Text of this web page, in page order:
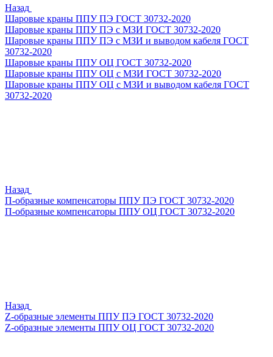
Назад
Шаровые краны ППУ ПЭ ГОСТ 30732-2020
Шаровые краны ППУ ПЭ с МЗИ ГОСТ 30732-2020
Шаровые краны ППУ ПЭ с МЗИ и выводом кабеля ГОСТ
30732-2020
Шаровые краны ППУ ОЦ ГОСТ 30732-2020
Шаровые краны ППУ ОЦ с МЗИ ГОСТ 30732-2020
Шаровые краны ППУ ОЦ с МЗИ и выводом кабеля ГОСТ
30732-2020
Назад
П-образные компенсаторы ППУ ПЭ ГОСТ 30732-2020
П-образные компенсаторы ППУ ОЦ ГОСТ 30732-2020
Назад
Z-образные элементы ППУ ПЭ ГОСТ 30732-2020
Z-образные элементы ППУ ОЦ ГОСТ 30732-2020